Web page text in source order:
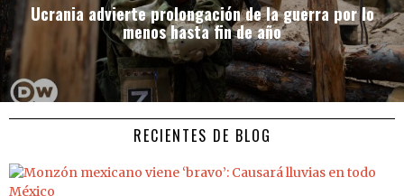
Ucrania advierte prolongación de la guerra por lo
menos hasta fin de año
RECIENTES DE BLOG